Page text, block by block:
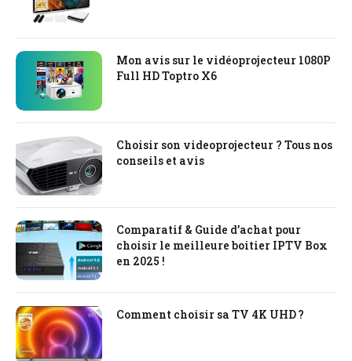
Mon avis sur le vidéoprojecteur 1080P
Full HD Toptro X6
Choisir son videoprojecteur ? Tous nos
conseils et avis
Comparatif & Guide d’achat pour
choisir le meilleure boitier IPTV Box
en 2025 !
Comment choisir sa TV 4K UHD ?